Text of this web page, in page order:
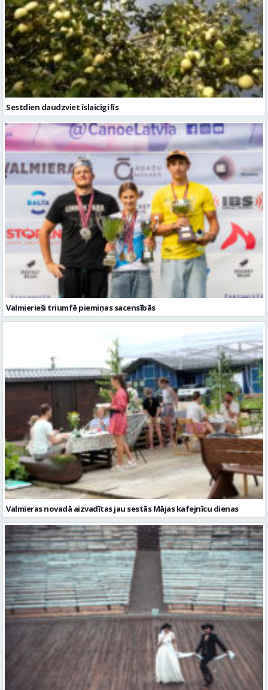
Sestdien daudzviet īslaicīgi līs
Valmierieši triumfē piemiņas sacensībās
Valmieras novadā aizvadītas jau sestās Mājas kafejnīcu dienas